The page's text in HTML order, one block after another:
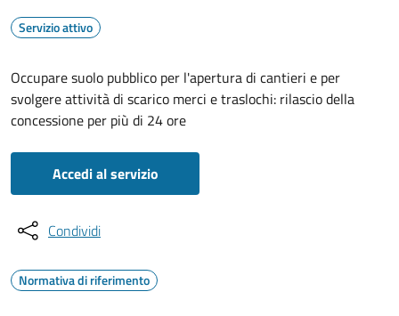
Servizio attivo
Occupare suolo pubblico per l'apertura di cantieri e per
svolgere attività di scarico merci e traslochi: rilascio della
concessione per più di 24 ore
Accedi al servizio
Condividi
Normativa di riferimento